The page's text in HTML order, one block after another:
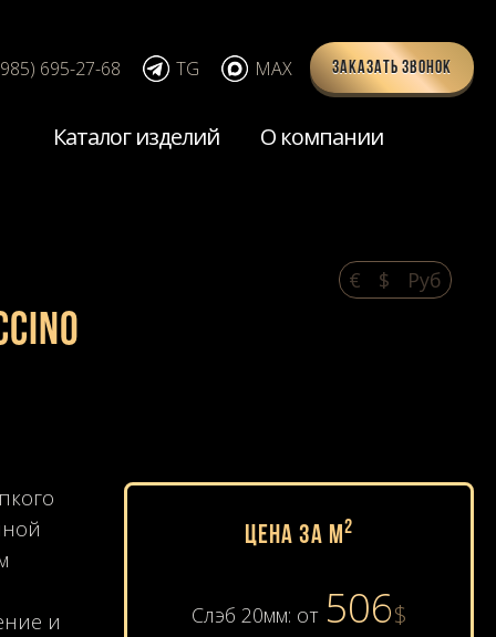
Заказать звонок
695-27-68 TG MAX
Каталог изделий О компании
€ $ Pуб
Цена за м 2
Слэб 20мм: от 506$
и